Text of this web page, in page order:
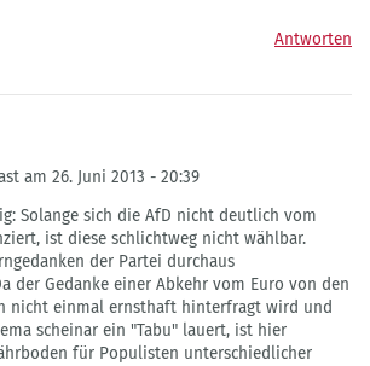
Antworten
am 26. Juni 2013 - 20:39
Solange sich die AfD nicht deutlich vom
ist diese schlichtweg nicht wählbar.
der Partei durchaus
der Gedanke einer Abkehr vom Euro von den
nicht einmal ernsthaft hinterfragt wird und
scheinar ein "Tabu" lauert, ist hier
für Populisten unterschiedlicher